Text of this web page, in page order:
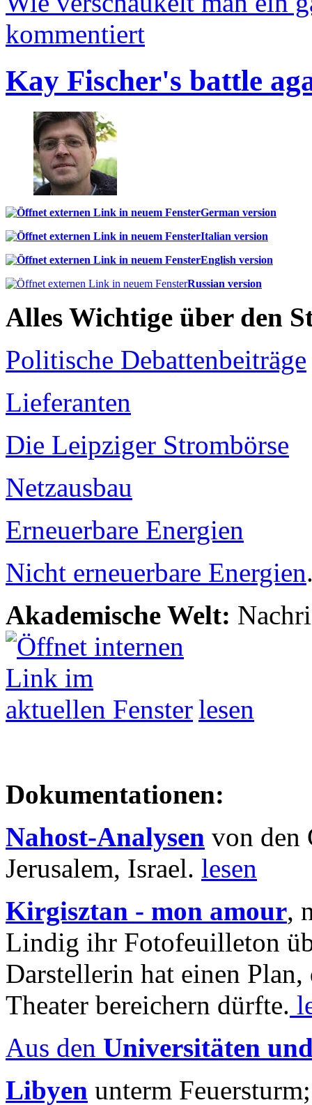
kommentiert
Kay Fischer's battle
German version
Italian version
English version
Russian version
Alles Wichtige über den
Politische Debattenbeiträge
Lieferanten
Die Leipziger Strombörse
Netzausbau
Erneuerbare Energien
Nicht erneuerbare Energien
Akademische Welt:
lesen
Dokumentationen:
Nahost-Analysen von den
Jerusalem, Israel. lesen
Kirgisztan - mon amour,
Lindig ihr Fotofeuilleton
Darstellerin hat einen Plan,
Theater bereichern dürfte.
Aus den Universitäten
Libyen unterm